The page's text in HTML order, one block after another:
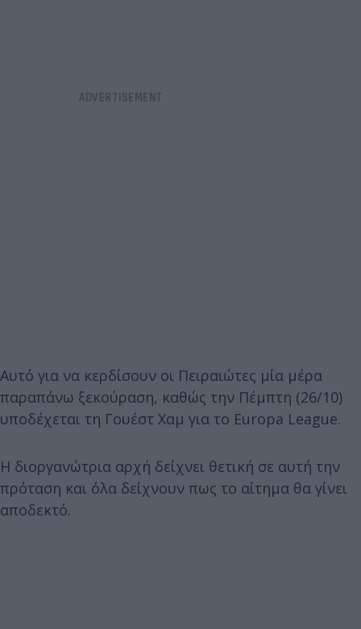
Αυτό για να κερδίσουν οι Πειραιώτες μία μέρα
παραπάνω ξεκούραση, καθώς την Πέμπτη (26/10)
υποδέχεται τη Γουέστ Χαμ για το Europa League.
Η διοργανώτρια αρχή δείχνει θετική σε αυτή την
πρόταση και όλα δείχνουν πως το αίτημα θα γίνει
αποδεκτό.